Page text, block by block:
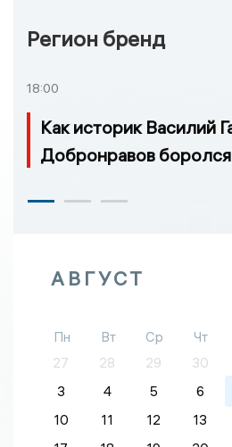
Регион бренд
18:00
Как историк Василий
Добронравов
АВГУСТ
Пн Вт Ср Чт
27
28 29 30
3
4 5 6
10
11 12 13